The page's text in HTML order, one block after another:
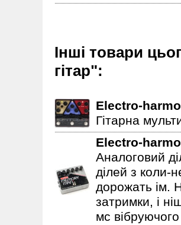
Інші товари
гітар":
Electro-
Гітарна
Electro-
Аналоговий
ділей з коли-
дорожать ім.
затримки, і
мс